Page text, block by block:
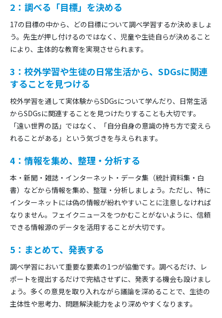
2：調べる「目標」を決める
17の目標の中から、どの目標について調べ学習するか決めましょ
う。先生が押し付けるのではなく、児童や生徒自らが決めること
により、主体的な教育を実現させられます。
3：校外学習や生徒の日常生活から、SDGsに関連
することを見つける
校外学習を通して実体験からSDGsについて学んだり、日常生活
からSDGsに関連することを見つけたりすることも大切です。
「遠い世界の話」ではなく、「自分自身の意識の持ち方で変えら
れることがある」という気づきを与えられます。
4：情報を集め、整理・分析する
本・新聞・雑誌・インターネット・データ集（統計資料集・白
書）などから情報を集め、整理・分析しましょう。ただし、特に
インターネットには偽の情報が紛れやすいことに注意しなければ
なりません。フェイクニュースをつかむことがないように、信頼
できる情報源のデータを活用することが大切です。
5：まとめて、発表する
調べ学習において重要な要素の1つが協働です。調べるだけ、レ
ポートを提出するだけで完結させずに、発表する機会も設けまし
ょう。多くの意見を取り入れながら議論を深めることで、生徒の
主体性や思考力、問題解決能力をより深めやすくなります。